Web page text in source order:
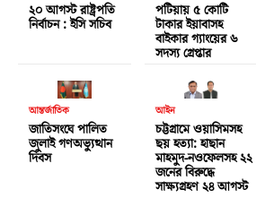
২০ আগস্ট রাষ্ট্রপতি
নির্বাচন : ইসি সচিব
পটিয়ায় ৫ কোটি
টাকার ইয়াবাসহ
বাইকার গ্যাংয়ের ৬
সদস্য গ্রেপ্তার
আন্তর্জাতিক
জাতিসংঘে পালিত
জুলাই গণঅভ্যুত্থান
দিবস
আইন
চট্টগ্রামে ওয়াসিমসহ
ছয় হত্যা: হাছান
মাহমুদ-নওফেলসহ ২২
জনের বিরুদ্ধে
সাক্ষ্যগ্রহণ ২৪ আগস্ট